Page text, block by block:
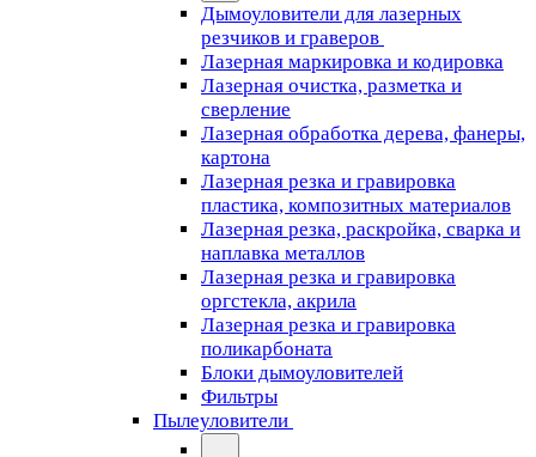
Дымоуловители для лазерных
резчиков и граверов
Лазерная маркировка и кодировка
Лазерная очистка, разметка и
сверление
Лазерная обработка дерева, фанеры,
картона
Лазерная резка и гравировка
пластика, композитных материалов
Лазерная резка, раскройка, сварка и
наплавка металлов
Лазерная резка и гравировка
оргстекла, акрила
Лазерная резка и гравировка
поликарбоната
Блоки дымоуловителей
Фильтры
Пылеуловители